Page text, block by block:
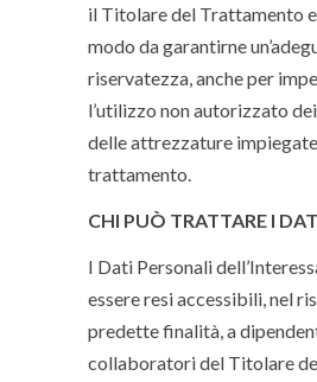
il Titolare del Trattamento e
modo da garantirne
riservatezza, anche per
l’utilizzo non autorizzato
delle attrezzature
trattamento.
CHI PUÒ TRATTARE I
I Dati Personali
essere resi accessibili, nel
predette finalità, a
collaboratori del Titolare